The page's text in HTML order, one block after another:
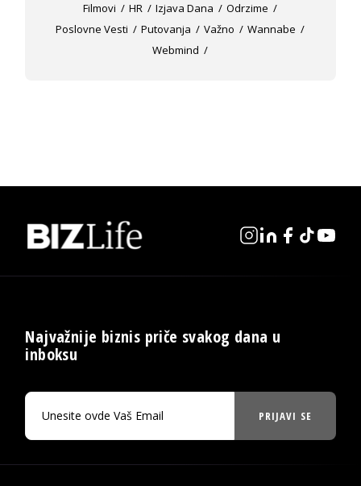
Filmovi
HR Izjava Dana
Odrzime
Poslovne Vesti
Putovanja Važno
Wannabe
Webmind
Najvažnije biznis priče svakog dana u
inboksu
PRIJAVI SE